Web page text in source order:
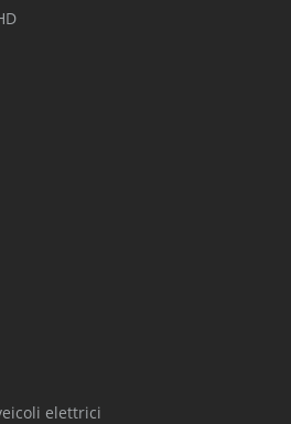
elettrici